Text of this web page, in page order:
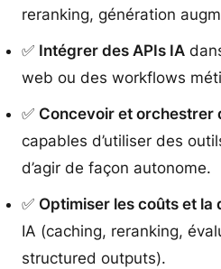
reranking, génération
✅ Intégrer des APIs IA
web ou des workflows
✅ Concevoir et orchestrer
capables d’utiliser des
d’agir de façon autonome.
✅ Optimiser les coûts et la
IA (caching, reranking,
structured outputs).